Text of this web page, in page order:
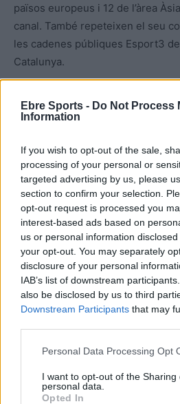
Ebre Sports - Do Not Process
Information
If you wish to opt-out of the sale,
processing of your personal or
targeted advertising by us, please
section to confirm your selection.
opt-out request is processed you
interest-based ads based on
us or personal information
your opt-out. You may separately
disclosure of your personal
IAB’s list of downstream
also be disclosed by us to third
Downstream Participants that may
Personal Data Processing Opt
I want to opt-out of the Sharing
personal data.
Opted In
països europeus i 12 de l’àrea
canal. També repeteixen el seu
les cadenes públiques Esport3
Catalunya.
A nivell internacional, Claro
països de Sud-Amèrica, una
llatinoamericans, entre ells el
(UAE Team Emirates), gran
i diversos ciclistes colombians
la prova.
A més, la cursa estarà disponible
la plataforma de streaming
Bros Discovery, cosa que
de l’esdeveniment des de
Aquesta aliança garanteix
Clàssica a més de 180 milions
plataformes associades.